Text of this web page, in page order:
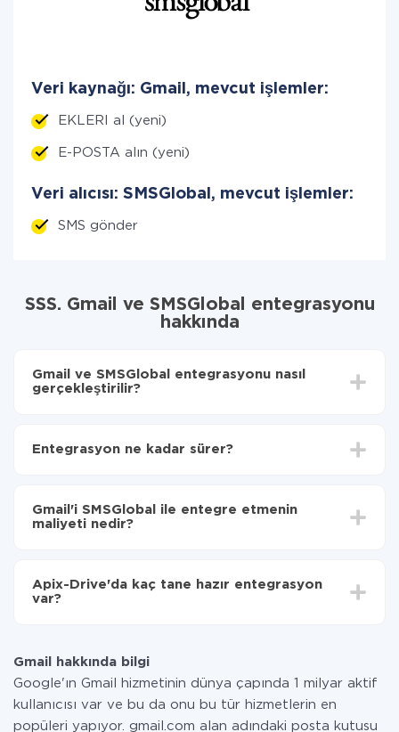
Veri kaynağı: Gmail, mevcut işlemler:
EKLERI al (yeni)
E-POSTA alın (yeni)
Veri alıcısı: SMSGlobal, mevcut işlemler:
SMS gönder
SSS. Gmail ve SMSGlobal entegrasyonu
hakkında
Gmail ve SMSGlobal entegrasyonu nasıl
gerçekleştirilir?
seçin
SMSGlobal'ye aktarılacaktır.
Entegrasyon ne kadar sürer?
olarak, 10-15 dakika sürer.
Gmail'i SMSGlobal ile entegre etmenin
maliyeti nedir?
Hizmetimiz aracılığıyla yalnızca bir sisteminizden
diğerine aktarılan veri miktarı için ödeme yaparsınız.
Apix-Drive'da kaç tane hazır entegrasyon
var?
Gmail hakkında bilgi
Google'ın Gmail hizmetinin dünya çapında 1 milyar aktif
kullanıcısı var ve bu da onu bu tür hizmetlerin en
popüleri yapıyor. gmail.com alan adındaki posta kutusu